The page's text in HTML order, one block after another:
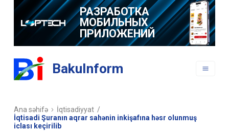
РАЗРАБОТКА
МОБИЛЬНЫХ
ПРИЛОЖЕНИЙ
BakuInform
Ana səhifə İqtisadiyyat /
İqtisadi Şuranın aqrar sahənin inkişafına həsr olunmuş
iclası keçirilib